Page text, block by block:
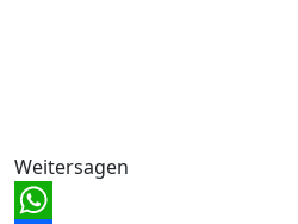
Weitersagen